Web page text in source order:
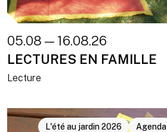
05.08 — 16.08.26
LECTURES EN FAMILLE
Lecture
L'été au jardin 2026 Agenda